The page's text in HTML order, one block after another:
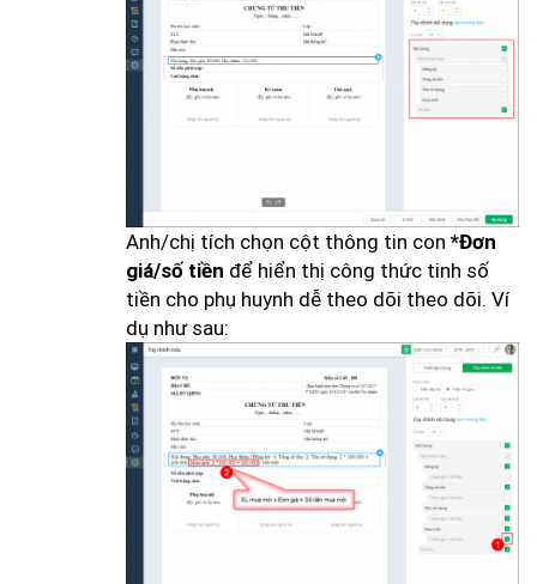
Anh/chị tích chọn cột thông tin con *Đơn
giá/số tiền để hiển thị công thức tinh số
tiền cho phụ huynh dễ theo dõi theo dõi. Ví
dụ như sau: